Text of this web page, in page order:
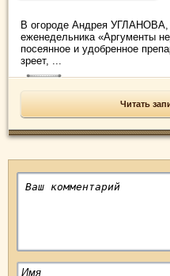
В огороде Андрея УГЛАНОВА,
еженедельника «Аргументы
посеянное и удобренное
зреет, ...
Читать